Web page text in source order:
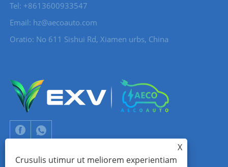
Tel: +8613600933547
Email: hz@aecoauto.com
Oratio: No 611 Sishui Rd, Xiamen urbs, China
X
Crusulis utimur ut meliorem experientiam